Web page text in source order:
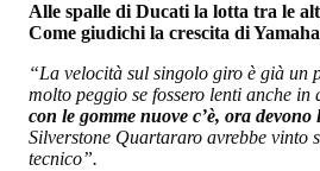
Alle spalle di Ducati la lotta tra le
Come giudichi la crescita di
“La velocità sul singolo giro è già un
molto peggio se fossero lenti anche in
con le gomme nuove c’è, ora
Silverstone Quartararo avrebbe vinto
tecnico”.